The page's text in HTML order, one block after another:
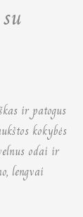
ir patogus
kokybės
odai ir
lengvai